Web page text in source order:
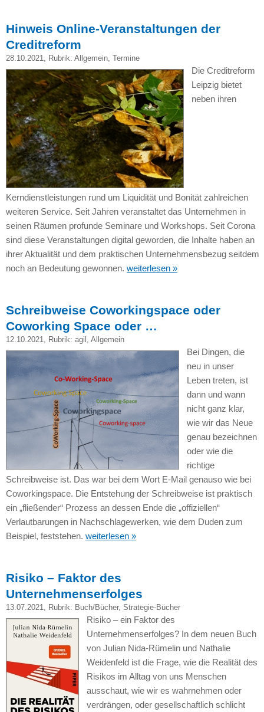
Hinweis Online-Veranstaltungen der
Creditreform
28.10.2021, Rubrik: Allgemein, Termine
Die Creditreform
Leipzig bietet
neben ihren
Kerndienstleistungen rund um Liquidität und Bonität zahlreichen
weiteren Service. Seit Jahren veranstaltet das Unternehmen in
seinen Räumen profunde Seminare und Workshops. Seit Corona
sind diese Veranstaltungen digital geworden, die Inhalte haben an
ihrer Aktualität und dem praktischen Unternehmensbezug seitdem
noch an Bedeutung gewonnen. weiterlesen »
Schreibweise Coworkingspace oder
Coworking Space oder …
12.10.2021, Rubrik: agil , Allgemein
Bei Dingen, die
neu in unser
Leben treten, ist
dann und wann
nicht ganz klar,
wie wir das Neue
genau bezeichnen
oder wie die
richtige
Schreibweise ist. Das war bei dem Wort E-Mail genauso wie bei
Coworkingspace. Die Entstehung der Schreibweise ist praktisch
ein „fließender“ Prozess an dessen Ende die „offiziellen“
Verlautbarungen in Nachschlagewerken, wie dem Duden zum
Beispiel, feststehen. weiterlesen »
Risiko – Faktor des
Unternehmenserfolges
13.07.2021, Rubrik: Buch/Bücher, Strategie-Bücher
Risiko – ein Faktor des
Unternehmenserfolges? In dem neuen Buch
von Julian Nida-Rümelin und Nathalie
Weidenfeld ist die Frage, wie die Realität des
Risikos im Alltag von uns Menschen
ausschaut, wie wir es wahrnehmen oder
verdrängen, oder gesellschaftlich schlicht